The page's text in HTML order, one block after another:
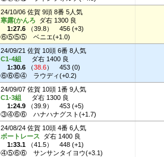
24/10/06 佐賀 9頭 8番 5人気
寒露(かんろ
ダ右 1300 良
1:27.6 （39.8）
456 (+3)
⑥⑤⑤⑤
ベニエ(+1.0)
24/09/21 佐賀 10頭 6番 8人気
C1-4組
ダ右 1400 良
1:30.6 （38.6）
453 (0)
⑥⑥⑥④
ラウディ(+0.2)
24/09/07 佐賀 10頭 1番 9人気
C1-3組
ダ右 1300 良
1:24.9 （39.9）
453 (+5)
③④⑥⑥
ハナハナグスト(+1.7)
24/08/24 佐賀 10頭 4番 6人気
ボートレース
ダ右 1400 良
1:33.1 （41.5）
448 (+1)
④⑤⑥⑥
サンサンタイヨウ(+3.1)